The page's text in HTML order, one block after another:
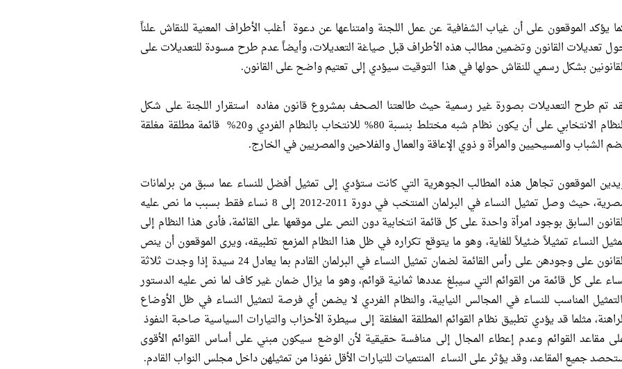
يؤكد الموقعون على أن غياب الشفافية عن عمل اللجنة وامتناعها عن دعوة أغلب الأطراف المعنية للنقاش علناً
تعديلات القانون وتضمين مطالب هذه الأطراف قبل صياغة التعديلات، وأيضاً عدم طرح مسودة للتعديلات على
بشكل رسمي للنقاش حولها في هذا التوقيت سيؤدي إلى تعتيم واضح على القانون.
تم طرح التعديلات بصورة غير رسمية حيث طالعتنا الصحف بمشروع قانون مفاده استقرار اللجنة على شكل
النظام الانتخابي على أن يكون نظام شبه مختلط بنسبة 80% للانتخاب بالنظام الفردي و20% قائمة مطلقة مغلقة
الشباب والمسيحيين والمرأة و ذوي الإعاقة والعمال والفلاحين والمصريين في الخارج.
الموقعون تجاهل هذه المطالب الجوهرية التي كانت ستؤدي إلى تمثيل أفضل للنساء عما سبق من برلمانات
مصرية، حيث وصل تمثيل النساء في البرلمان المنتخب في دورة 2011-2012 إلى 8 نساء فقط بسبب ما نص عليه
السابق بوجود امرأة واحدة على كل قائمة انتخابية دون النص على موقعها على القائمة، فأدى هذا النظام إلى
النساء تمثيلاً ضئيلاً للغاية، وهو ما يتوقع تكراره في ظل هذا النظام المزمع تطبيقه، ويرى الموقعون أن ينص
القانون على وجودهن على رأس القائمة لضمان تمثيل النساء في البرلمان القادم بما يعادل 24 سيدة إذا وجدت ثلاثة
على كل قائمة من القوائم التي سيبلغ عددها ثمانية قوائم، وهو ما يزال ضمان غير كاف لما نص عليه الدستور
المناسب للنساء في المجالس النيابية، والنظام الفردي لا يضمن أي فرصة لتمثيل النساء في ظل الأوضاع
مثلما قد يؤدي تطبيق نظام القوائم المطلقة المغلقة إلى سيطرة الأحزاب والتيارات السياسية صاحبة النفوذ
مقاعد القوائم وعدم إعطاء المجال إلى منافسة حقيقية لأن الوضع سيكون مبني على أساس القوائم الأقوى
جميع المقاعد، وقد يؤثر على النساء المنتميات للتيارات الأقل نفوذا من تمثيلهن داخل مجلس النواب القادم.